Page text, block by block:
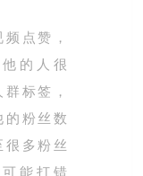
点赞，
的人很
标签，
的粉丝数
很多粉丝
能打错